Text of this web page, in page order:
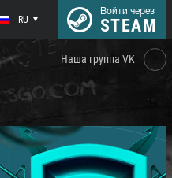
RU
Войти через
STEAM
Наша группа VK